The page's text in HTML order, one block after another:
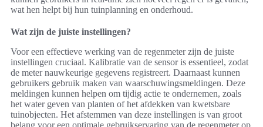
wat hen helpt bij hun tuinplanning en onderhoud.
Wat zijn de juiste instellingen?
Voor een effectieve werking van de regenmeter zijn de juiste
instellingen cruciaal. Kalibratie van de sensor is essentieel, zodat
de meter nauwkeurige gegevens registreert. Daarnaast kunnen
gebruikers gebruik maken van waarschuwingsmeldingen. Deze
meldingen kunnen helpen om tijdig actie te ondernemen, zoals
het water geven van planten of het afdekken van kwetsbare
tuinobjecten. Het afstemmen van deze instellingen is van groot
belang voor een optimale gebruikservaring van de regenmeter op